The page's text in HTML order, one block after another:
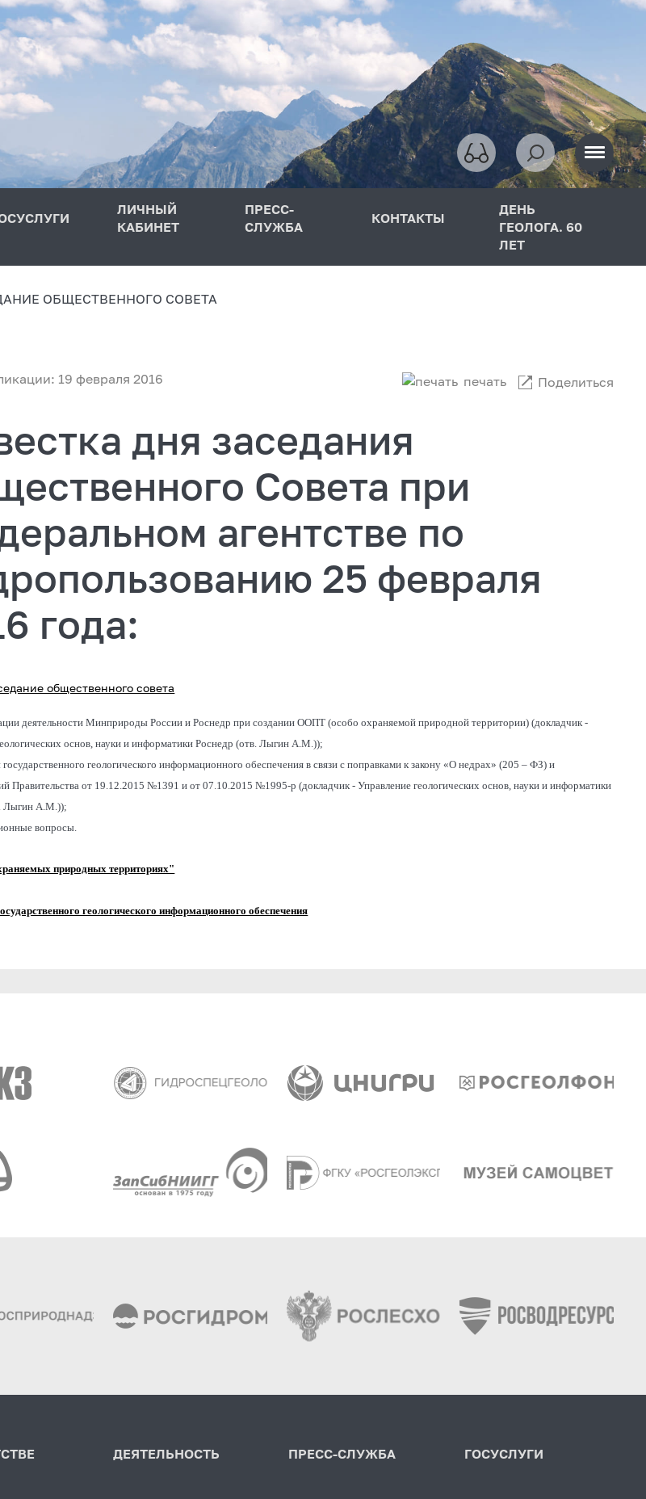
ЛИЧНЫЙ
КАБИНЕТ
ПРЕСС-
СЛУЖБА
КОНТАКТЫ
ДЕНЬ
ГЕОЛОГА. 60
ЛЕТ
ОБЩЕСТВЕННОГО СОВЕТА
19 февраля 2016 печать Поделиться
дня заседания
Совета при
агентстве по
25 февраля
года:
общественного совета
деятельности Минприроды России и Роснедр при создании ООПТ (особо охраняемой природной территории) (докладчик -
основ, науки и информатики Роснедр (отв. Лыгин А.М.));
геологического информационного обеспечения в связи с поправками к закону «О недрах» (205 – ФЗ) и
Правительства от 19.12.2015 №1391 и от 07.10.2015 №1995-р (докладчик - Управление геологических основ, науки и информатики
Лыгин А.М.));
вопросы.
природных территориях"
геологического информационного обеспечения
ДЕЯТЕЛЬНОСТЬ ПРЕСС-СЛУЖБА ГОСУСЛУГИ